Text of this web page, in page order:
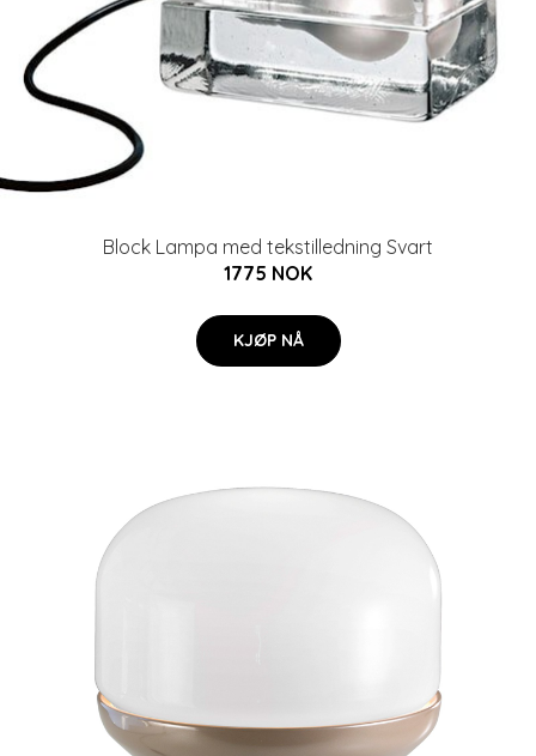
Block Lampa med tekstilledning Svart
1775 NOK
KJØP NÅ